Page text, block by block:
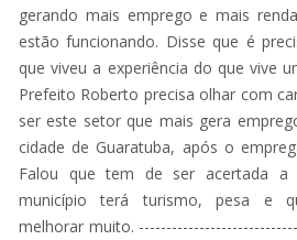
gerando mais emprego e mais
estão funcionando. Disse que é
que viveu a experiência do que vive
Prefeito Roberto precisa olhar com
ser este setor que mais gera
cidade de Guaratuba, após o
Falou que tem de ser acertada a
município terá turismo, pesa e
melhorar muito.